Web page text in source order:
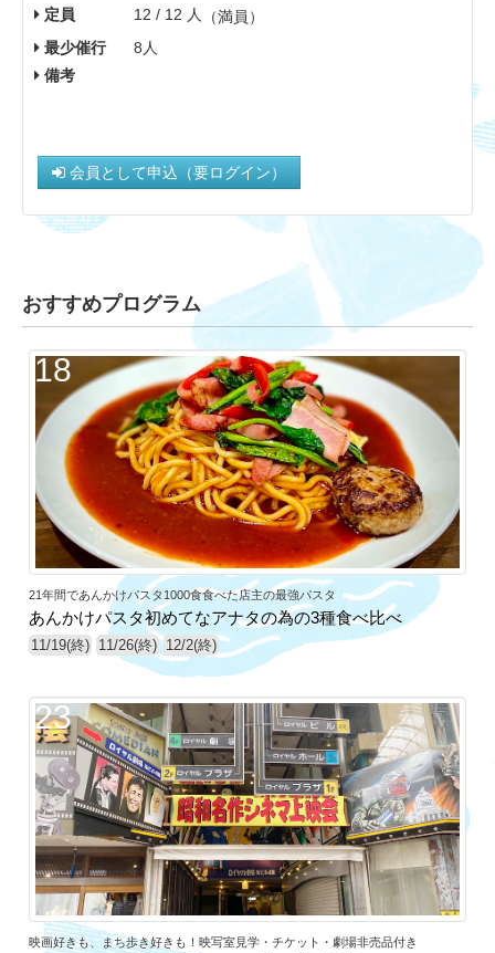
定員
12 / 12 人
（満員）
最少催行
8人
備考
会員として申込（要ログイン）
おすすめプログラム
18
21年間であんかけパスタ1000食食べた店主の最強パスタ
あんかけパスタ初めてなアナタの為の3種食べ比べ
11/19(終) 11/26(終) 12/2(終)
23
映画好きも、まち歩き好きも！映写室見学・チケット・劇場非売品付き